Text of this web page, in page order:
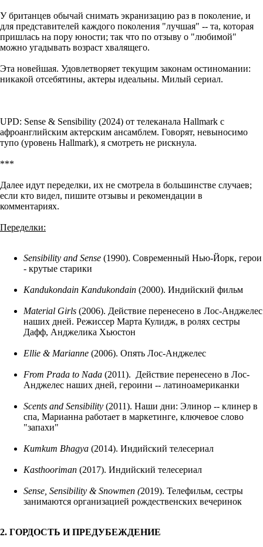
У британцев обычай снимать экранизацию раз в поколение, и
для представителей каждого поколения "лучшая" -- та, которая
пришлась на пору юности; так что по отзыву о "любимой"
можно угадывать возраст хвалящего.
Эта новейшая. Удовлетворяет текущим законам остиномании:
никакой отсебятины, актеры идеальны. Милый сериал.
UPD: Sense & Sensibility (2024) от телеканала Hallmark с
афроанглийским актерским ансамблем. Говорят, невыносимо
тупо (уровень Hallmark), я смотреть не рискнула.
***
Далее идут переделки, их не смотрела в большинстве случаев;
если кто видел, пишите отзывы и рекомендации в
комментариях.
Переделки:
Sensibility and Sense (1990). Современный Нью-Йорк, герои
- крутые старики
Kandukondain Kandukondain (2000). Индийский фильм
Material Girls (2006). Действие перенесено в Лос-Анджелес
наших дней. Режиссер Марта Кулидж, в ролях сестры
Дафф, Анджелика Хьюстон
Ellie & Marianne (2006). Опять Лос-Анджелес
From Prada to Nada (2011). Действие перенесено в Лос-
Анджелес наших дней, героини -- латиноамериканки
Scents and Sensibility (2011). Наши дни: Элинор -- клинер в
спа, Марианна работает в маркетинге, ключевое слово
"запахи"
Kumkum Bhagya (2014). Индийский телесериал
Kasthooriman (2017). Индийский телесериал
Sense, Sensibility & Snowmen (2019). Телефильм, сестры
занимаются организацией рождественских вечеринок
2. ГОРДОСТЬ И ПРЕДУБЕЖДЕНИЕ